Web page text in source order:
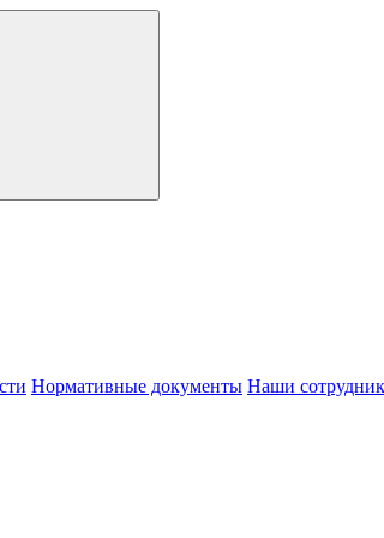
Нормативные документы Наши